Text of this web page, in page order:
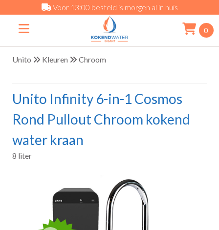
Voor 13:00 besteld is morgen al in huis
0
Unito Kleuren Chroom
Unito Infinity 6-in-1 Cosmos
Rond Pullout Chroom kokend
water kraan
8 liter